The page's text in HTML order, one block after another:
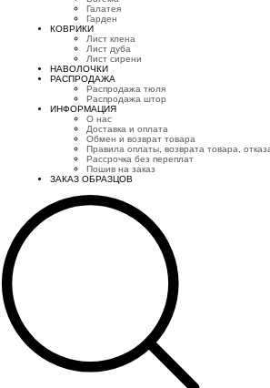
Галатея
Гарден
КОВРИКИ
Лист клена
Лист дуба
Лист сирени
НАВОЛОЧКИ
РАСПРОДАЖА
Распродажа тюля
Распродажа штор
ИНФОРМАЦИЯ
О нас
Доставка и оплата
Обмен и возврат товара
Правила оплаты, возврата товара,
Рассрочка без переплат
Пошив на заказ
ЗАКАЗ ОБРАЗЦОВ